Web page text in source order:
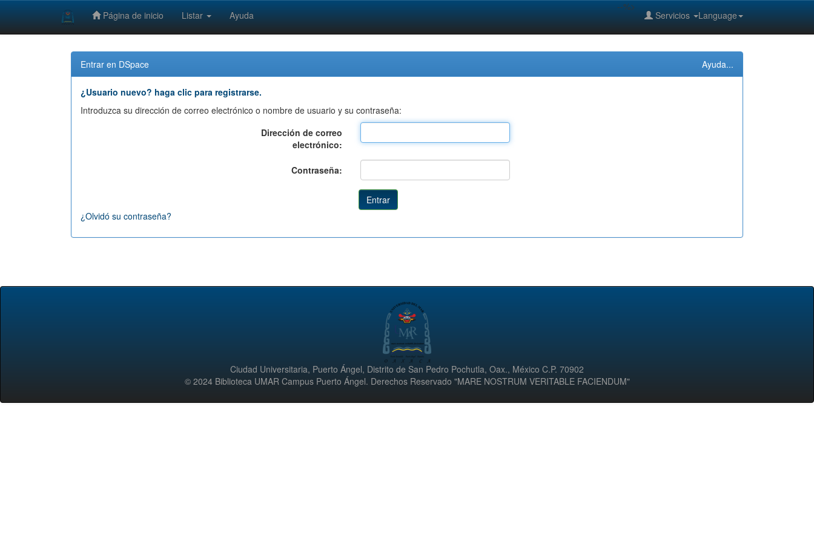
Página de inicio Listar Ayuda Language
Servicios
--%>
Entrar en DSpace Ayuda...
¿Usuario nuevo? haga clic para registrarse.
Introduzca su dirección de correo electrónico o nombre de usuario y su contraseña:
Dirección de correo
electrónico:
Contraseña:
¿Olvidó su contraseña?
Ciudad Universitaria, Puerto Ángel, Distrito de San Pedro Pochutla, Oax., México C.P. 70902
© 2024 Biblioteca UMAR Campus Puerto Ángel. Derechos Reservado "MARE NOSTRUM VERITABLE FACIENDUM"